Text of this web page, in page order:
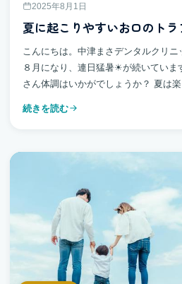
2025年8月1日
夏に起こりやすいお口のト
こんにちは。中津まさデンタルクリニ
８月になり、連日猛暑☀が続いていま
さん体調はいかがでしょうか？ 夏は楽
る機会も増えてきます
続きを読む